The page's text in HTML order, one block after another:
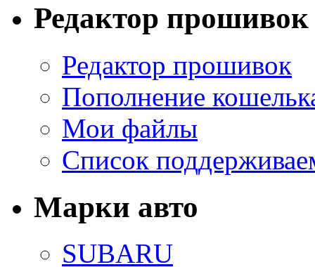
Редактор прошивок
Редактор прошивок
Пополнение
Мои файлы
Список
Марки авто
SUBARU